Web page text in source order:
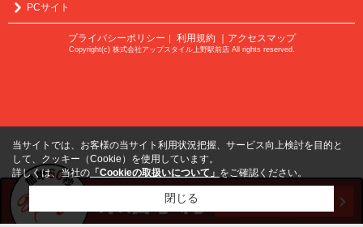
PCサイト
プライバシーポリシー ｜ 利用規約 ｜アクセスマップ
Copyright(c) 株式会社アップスタイル上野駅前店 All rights reserved.
当サイトでは、お客様の当サイト利用状況把握、サービス向上検討を目的と
して、クッキー（Cookie）を使用しています。
詳しくは、当社の 「Cookieの取扱いについて」 をご確認ください。
閉じる